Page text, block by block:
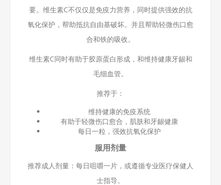
要。维生素C不仅仅是免疫力营养，同时提供强效的抗
氧化保护，帮助抵抗自由基破坏。并且帮助轻微伤口愈
合和铁的吸收。
维生素C同时有助于胶原蛋白形成，和维持健康牙龈和
毛细血管。
推荐于：
维持健康的免疫系统
有助于轻微伤口愈合，肌肤和牙龈健康
每日一粒，强效抗氧化保护
服用剂量
推荐成人剂量：每日咀嚼一片，或遵循专业医疗保健人
士指导。